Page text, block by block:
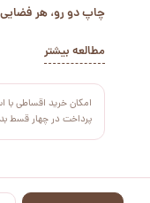
چاپ دو رو، هر فضایی
مطالعه بیشتر
امکان خرید اقساطی با
پرداخت در چهار قسط